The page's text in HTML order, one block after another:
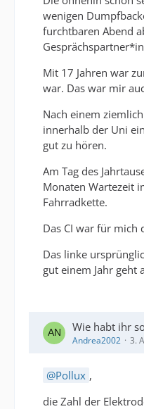
wenigen
furchtbaren Abend
Mit 17 Jahren war
war. Das war mir
Nach einem
innerhalb der Uni
gut zu hören.
Am Tag des
Monaten Wartezeit
Fahrradkette.
Das CI war für mich
Das linke
gut einem Jahr geht
Wie habt ihr
Andrea2002 3.
Pollux ,
die Zahl der